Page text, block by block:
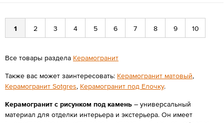
1 2 3 4 5 6 7 8 9 10
Все товары раздела Керамогранит
Также вас может заинтересовать: Керамогранит матовый,
Керамогранит Sotgres, Керамогранит под Елочку.
Керамогранит с рисунком под камень – универсальный
материал для отделки интерьера и экстерьера. Он имеет